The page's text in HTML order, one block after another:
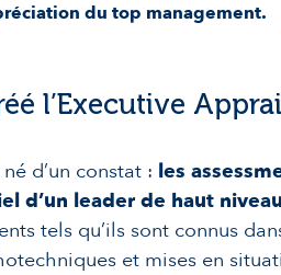
du top management.
l’Executive
d’un constat : les
d’un leader de haut niveau
tels qu’ils sont connus
et mises en